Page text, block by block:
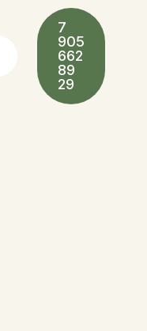
7
905
662
89
29